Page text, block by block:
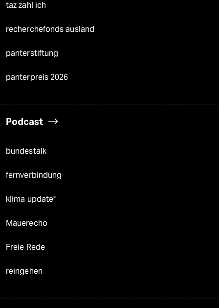
taz zahl ich
recherchefonds ausland
panterstiftung
panterpreis 2026
Podcast
bundestalk
fernverbindung
klima update°
Mauerecho
Freie Rede
reingehen